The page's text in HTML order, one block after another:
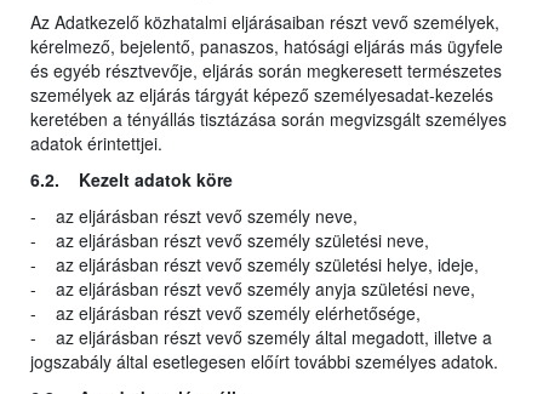
Az Adatkezelő közhatalmi eljárásaiban részt vevő személyek,
kérelmező, bejelentő, panaszos, hatósági eljárás más ügyfele
és egyéb résztvevője, eljárás során megkeresett természetes
személyek az eljárás tárgyát képező személyesadat-kezelés
keretében a tényállás tisztázása során megvizsgált személyes
adatok érintettjei.
6.2. Kezelt adatok köre
- az eljárásban részt vevő személy neve,
- az eljárásban részt vevő személy születési neve,
- az eljárásban részt vevő személy születési helye, ideje,
- az eljárásban részt vevő személy anyja születési neve,
- az eljárásban részt vevő személy elérhetősége,
- az eljárásban részt vevő személy által megadott, illetve a
jogszabály által esetlegesen előírt további személyes adatok.